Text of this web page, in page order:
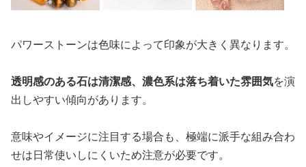
パワーストーンは色味によって印象が大きく異なります。
透明感のある石は清潔感、濃色系は落ち着いた雰囲気を演
出しやすい傾向があります。
意味やイメージに注目する場合も、極端に派手な組み合わ
せは日常使いしにくいため注意が必要です。